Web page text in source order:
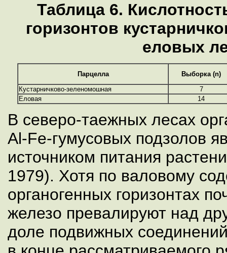
Таблица 6.
горизонтов
еловых
Парцелла
Выборка (n)
Кустарничково-зеленомошная
7
Еловая
14
В северо-таежных лесах
Al-Fe-гумусовых подзолов
источником питания
1979). Хотя по валовому
органогенных горизонтах
железо превалируют над
доле подвижных